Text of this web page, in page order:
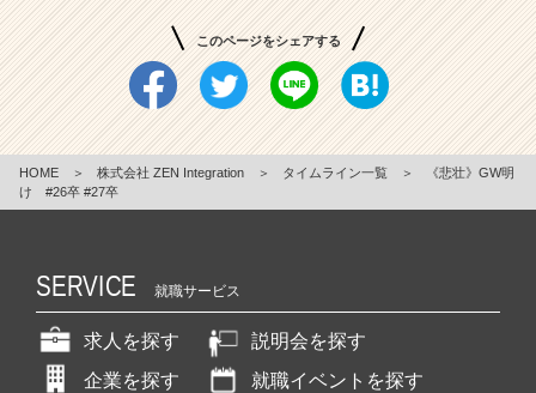
このページをシェアする
HOME ＞ 株式会社 ZEN Integration ＞ タイムライン一覧 ＞
《悲壮》GW明
け #26卒 #27卒
SERVICE 就職サービス
求人を探す
説明会を探す
企業を探す
就職イベントを探す